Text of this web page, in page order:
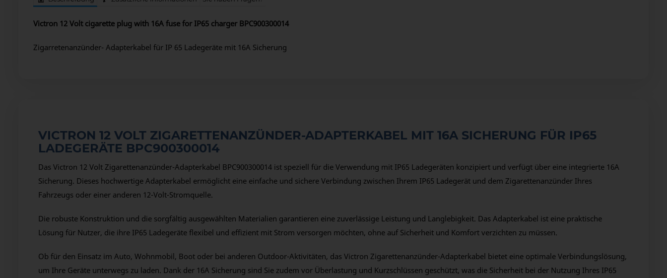
Victron 12 Volt cigarette plug with 16A fuse for IP65 charger BPC900300014
Zigarretenanzünder- Adapterkabel für IP 65 Ladegeräte mit 16A Sicherung
VICTRON 12 VOLT ZIGARETTENANZÜNDER-ADAPTERKABEL MIT 16A SICHERUNG FÜR IP65
LADEGERÄTE BPC900300014
Das Victron 12 Volt Zigarettenanzünder-Adapterkabel BPC900300014 ist speziell für die Verwendung mit IP65 Ladegeräten konzipiert und verfügt über eine integrierte 16A
Sicherung. Dieses hochwertige Adapterkabel ermöglicht eine einfache und sichere Verbindung zwischen Ihrem IP65 Ladegerät und dem Zigarettenanzünder Ihres
Fahrzeugs oder einer anderen 12-Volt-Stromquelle.
Die robuste Konstruktion und die sorgfältig ausgewählten Materialien garantieren eine zuverlässige Leistung und Langlebigkeit. Das Adapterkabel ist eine praktische
Lösung für Nutzer, die ihre IP65 Ladegeräte flexibel und effizient mit Strom versorgen möchten, ohne auf Sicherheit und Komfort verzichten zu müssen.
Ob für den Einsatz im Auto, Wohnmobil, Boot oder bei anderen Outdoor-Aktivitäten, das Victron Zigarettenanzünder-Adapterkabel bietet eine optimale Verbindungslösung,
um Ihre Geräte unterwegs zu laden. Dank der 16A Sicherung sind Sie zudem vor Überlastung und Kurzschlüssen geschützt, was die Sicherheit bei der Nutzung Ihres IP65